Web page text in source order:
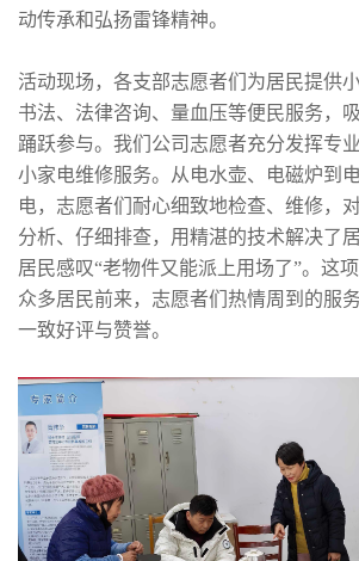
动传承和弘扬雷锋精神。
活动现场，各支部志愿者们为居民提供
书法、法律咨询、量血压等便民服务，
踊跃参与。我们公司志愿者充分发挥专
小家电维修服务。从电水壶、电磁炉到
电，志愿者们耐心细致地检查、维修，
分析、仔细排查，用精湛的技术解决了居
居民感叹“老物件又能派上用场了”。这
众多居民前来，志愿者们热情周到的服
一致好评与赞誉。